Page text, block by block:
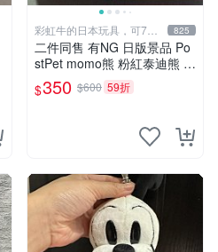
彩虹牛的日本玩具，可7取
付
825
二件同售 有NG 日版景品 Po
stPet momo熊 粉紅泰迪熊 妹
妹 comomo 企鵝 娃娃 布偶
手指頭 娃娃
$350 $600 59折